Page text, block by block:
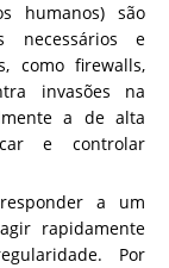
humanos) são
necessários e
como firewalls,
invasões na
a de alta
e controlar
a um
rapidamente
Por